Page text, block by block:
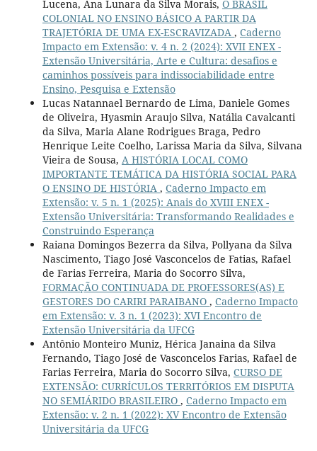
Lucena, Ana Lunara da Silva Morais, O BRASIL
COLONIAL NO ENSINO BÁSICO A PARTIR DA
TRAJETÓRIA DE UMA EX-ESCRAVIZADA , Caderno
Impacto em Extensão: v. 4 n. 2 (2024): XVII ENEX -
Extensão Universitária, Arte e Cultura: desafios e
caminhos possíveis para indissociabilidade entre
Ensino, Pesquisa e Extensão
Lucas Natannael Bernardo de Lima, Daniele Gomes
de Oliveira, Hyasmin Araujo Silva, Natália Cavalcanti
da Silva, Maria Alane Rodrigues Braga, Pedro
Henrique Leite Coelho, Larissa Maria da Silva, Silvana
Vieira de Sousa, A HISTÓRIA LOCAL COMO
IMPORTANTE TEMÁTICA DA HISTÓRIA SOCIAL PARA
O ENSINO DE HISTÓRIA , Caderno Impacto em
Extensão: v. 5 n. 1 (2025): Anais do XVIII ENEX -
Extensão Universitária: Transformando Realidades e
Construindo Esperança
Raiana Domingos Bezerra da Silva, Pollyana da Silva
Nascimento, Tiago José Vasconcelos de Fatias, Rafael
de Farias Ferreira, Maria do Socorro Silva,
FORMAÇÃO CONTINUADA DE PROFESSORES(AS) E
GESTORES DO CARIRI PARAIBANO , Caderno Impacto
em Extensão: v. 3 n. 1 (2023): XVI Encontro de
Extensão Universitária da UFCG
Antônio Monteiro Muniz, Hérica Janaina da Silva
Fernando, Tiago José de Vasconcelos Farias, Rafael de
Farias Ferreira, Maria do Socorro Silva, CURSO DE
EXTENSÃO: CURRÍCULOS TERRITÓRIOS EM DISPUTA
NO SEMIÁRIDO BRASILEIRO , Caderno Impacto em
Extensão: v. 2 n. 1 (2022): XV Encontro de Extensão
Universitária da UFCG